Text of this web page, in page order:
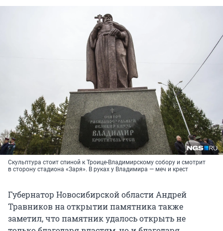
Скульптура стоит спиной к Троице-Владимирскому собору и смотрит
в сторону стадиона «Заря». В руках у Владимира — меч и крест
Губернатор Новосибирской области Андрей
Травников на открытии памятника также
заметил, что памятник удалось открыть не